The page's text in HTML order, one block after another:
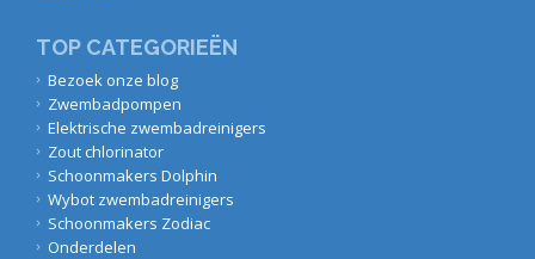
TOP CATEGORIEËN
Bezoek onze blog
Zwembadpompen
Elektrische zwembadreinigers
Zout chlorinator
Schoonmakers Dolphin
Wybot zwembadreinigers
Schoonmakers Zodiac
Onderdelen